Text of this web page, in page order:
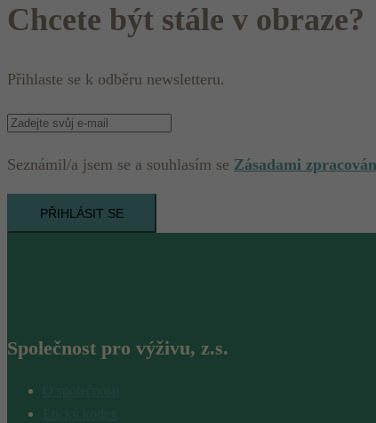
Chcete být stále v obraze?
Přihlaste se k odběru newsletteru.
Seznámil/a jsem se a souhlasím se Zásadami
PŘIHLÁSIT SE
Společnost pro výživu, z.s.